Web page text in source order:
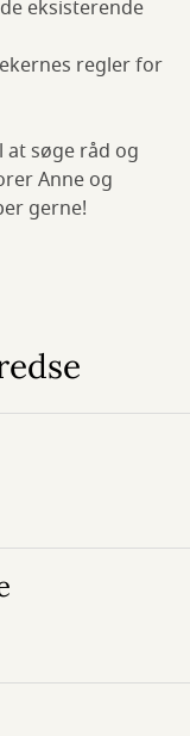
eksisterende
regler for
at søge råd og
Anne og
gerne!